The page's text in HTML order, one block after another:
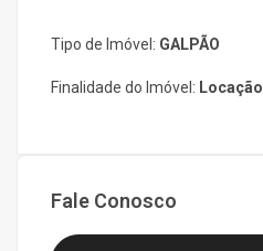
Tipo de Imóvel: GALPÃO
Finalidade do Imóvel: Locação
Fale Conosco